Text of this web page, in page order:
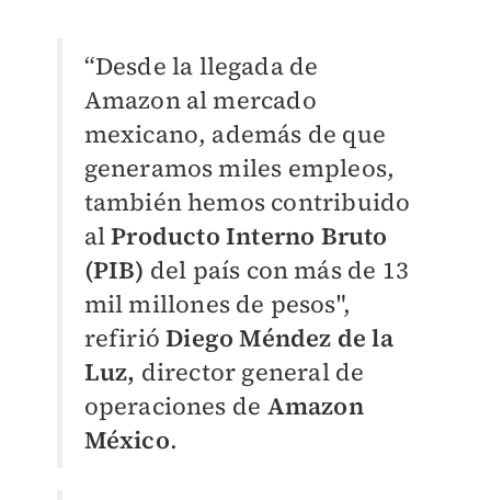
“Desde la llegada de
Amazon al mercado
mexicano, además de que
generamos miles empleos,
también hemos contribuido
alProducto Interno Bruto
(PIB) del país con más de 13
mil millones de pesos",
refirióDiego Méndez de la
Luz, director general de
operaciones de Amazon
México.